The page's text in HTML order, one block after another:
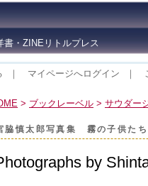
・ZINEリトルプレス
｜ マイページへログイン ｜
> ブックレーベル > サウダー
脇慎太郎写真集 霧の子供
by